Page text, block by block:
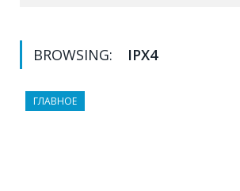
BROWSING: IPX4
ГЛАВНОЕ